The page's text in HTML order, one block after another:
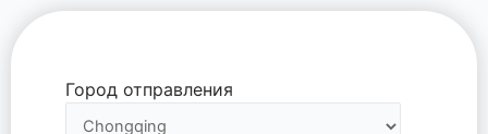
Город отправления